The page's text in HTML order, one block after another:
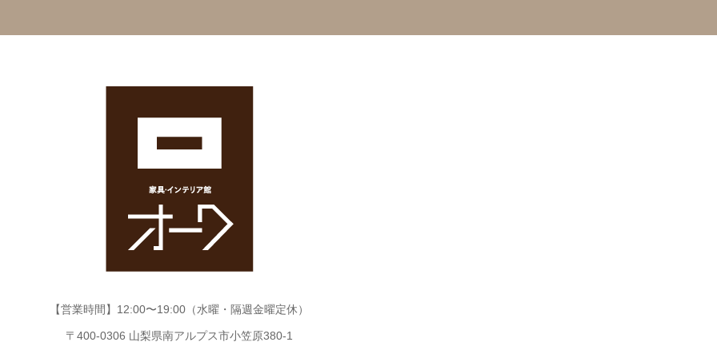
【営業時間】12:00〜19:00（水曜・隔週金曜定休）
〒400-0306 山梨県南アルプス市小笠原380-1